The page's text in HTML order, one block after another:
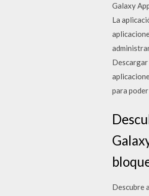
Galaxy
La
Descargar
para
Descubre